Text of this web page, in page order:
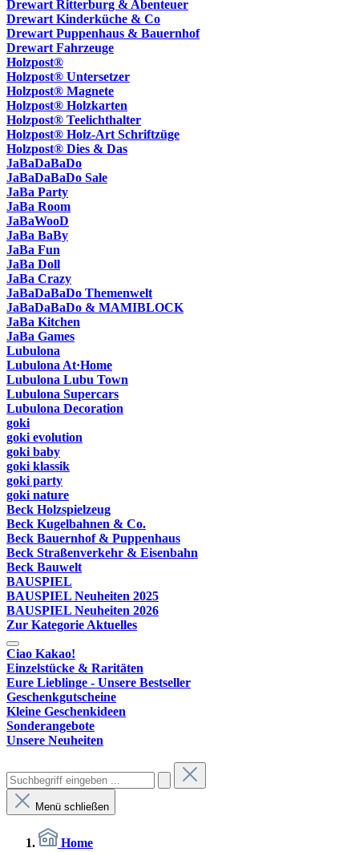
Drewart Ritterburg & Abenteuer
Drewart Kinderküche & Co
Drewart Puppenhaus & Bauernhof
Drewart Fahrzeuge
Holzpost®
Holzpost® Untersetzer
Holzpost® Magnete
Holzpost® Holzkarten
Holzpost® Teelichthalter
Holzpost® Holz-Art Schriftzüge
Holzpost® Dies & Das
JaBaDaBaDo
JaBaDaBaDo Sale
JaBa Party
JaBa Room
JaBaWooD
JaBa BaBy
JaBa Fun
JaBa Doll
JaBa Crazy
JaBaDaBaDo Themenwelt
JaBaDaBaDo & MAMIBLOCK
JaBa Kitchen
JaBa Games
Lubulona
Lubulona At·Home
Lubulona Lubu Town
Lubulona Supercars
Lubulona Decoration
goki
goki evolution
goki baby
goki klassik
goki party
goki nature
Beck Holzspielzeug
Beck Kugelbahnen & Co.
Beck Bauernhof & Puppenhaus
Beck Straßenverkehr & Eisenbahn
Beck Bauwelt
BAUSPIEL
BAUSPIEL Neuheiten 2025
BAUSPIEL Neuheiten 2026
Zur Kategorie Aktuelles
Ciao Kakao!
Einzelstücke & Raritäten
Eure Lieblinge - Unsere Bestseller
Geschenkgutscheine
Kleine Geschenkideen
Sonderangebote
Unsere Neuheiten
Menü schließen
Home